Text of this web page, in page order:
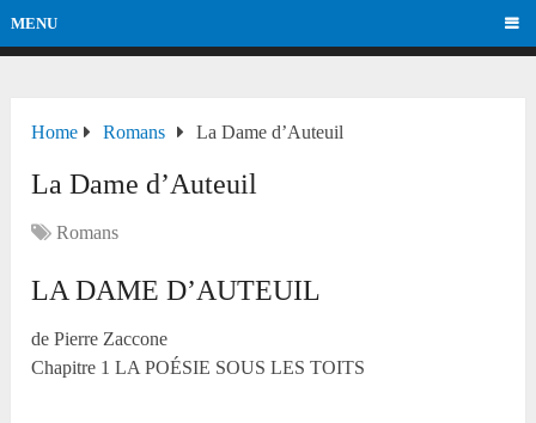
MENU
Home Romans La Dame d’Auteuil
La Dame d’Auteuil
Romans
LA DAME D’AUTEUIL
de Pierre Zaccone
Chapitre 1 LA POÉSIE SOUS LES TOITS